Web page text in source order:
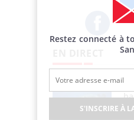
Facebook
Restez connecté à
S'INSCRIRE À